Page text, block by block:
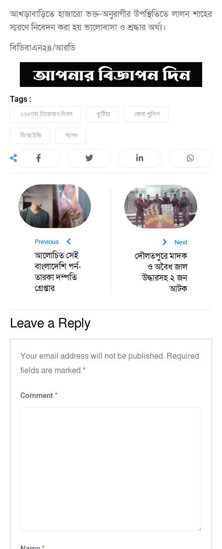
আখড়াবাড়িতে হাজারো ভক্ত-অনুরাগীর উপস্থিতিতে লালন শাহের
স্মরণে নিবেদন করা হয় ভালোবাসা ও শ্রদ্ধার অর্ঘ্য।
বিডিবাএন২৪/আরডি
Tags :
১৩৫তম তিরোধান দিবস কুষ্টিয়া জেলা পুলিশ
ডিআইজি লালন
Previous
আলোচিত সেই
বাংলাদেশি পর্ন-
তারকা দম্পতি
গ্রেপ্তার
Next
দৌলতপুরে মাদক
ও অবৈধ জাল
উদ্ধারসহ ২ জন
আটক
Leave a Reply
Your email address will not be published. Required
fields are marked *
Comment *